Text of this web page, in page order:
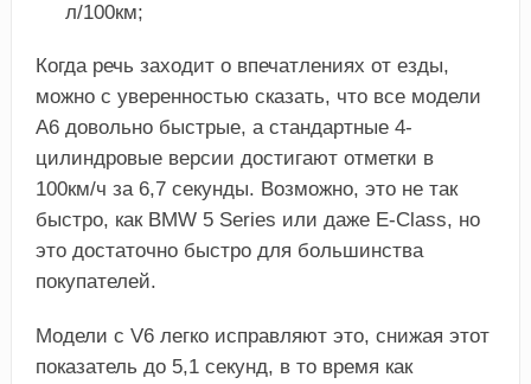
л/100км;
Когда речь заходит о впечатлениях от езды,
можно с уверенностью сказать, что все модели
A6 довольно быстрые, а стандартные 4-
цилиндровые версии достигают отметки в
100км/ч за 6,7 секунды. Возможно, это не так
быстро, как BMW 5 Series или даже E-Class, но
это достаточно быстро для большинства
покупателей.
Модели с V6 легко исправляют это, снижая этот
показатель до 5,1 секунд, в то время как